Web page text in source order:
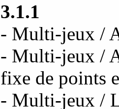
3.1.1
- Multi-jeux /
- Multi-jeux /
fixe de points
- Multi-jeux /